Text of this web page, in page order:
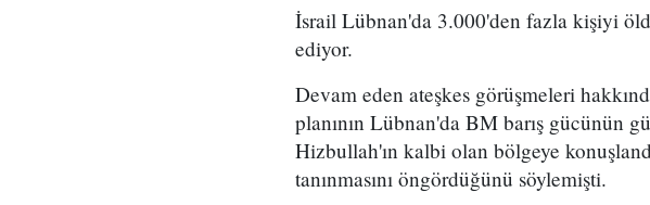
İsrail Lübnan'da 3.000'den fazla kişiyi
ediyor.
Devam eden ateşkes görüşmeleri
planının Lübnan'da BM barış gücünün
Hizbullah'ın kalbi olan bölgeye
tanınmasını öngördüğünü söylemişti.